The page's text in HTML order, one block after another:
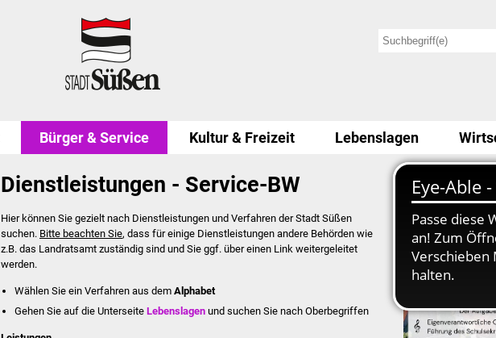
Bürger & Service Kultur & Freizeit Lebenslagen
Dienstleistungen - Service-BW
Hier können Sie gezielt nach Dienstleistungen und Verfahren der Stadt Süßen
suchen. Bitte beachten Sie, dass für einige Dienstleistungen andere Behörden wie
z.B. das Landratsamt zuständig sind und Sie ggf. über einen Link weitergeleitet
werden.
Wählen Sie ein Verfahren aus dem Alphabet
Gehen Sie auf die UnterseiteLebenslagen und suchen Sie nach Oberbegriffen